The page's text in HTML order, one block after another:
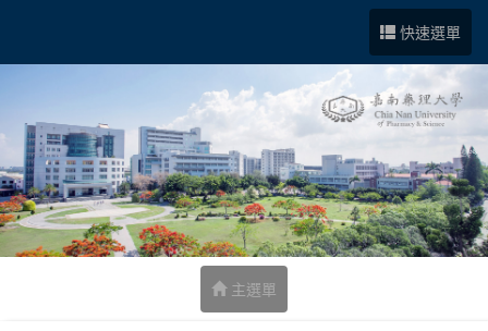
快速選單
主選單